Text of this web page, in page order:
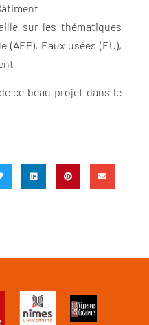
sur les thématiques
(AEP), Eaux usées (EU),
ce beau projet dans le